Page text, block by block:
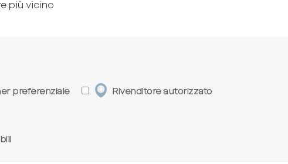
più vicino
preferenziale Rivenditore autorizzato